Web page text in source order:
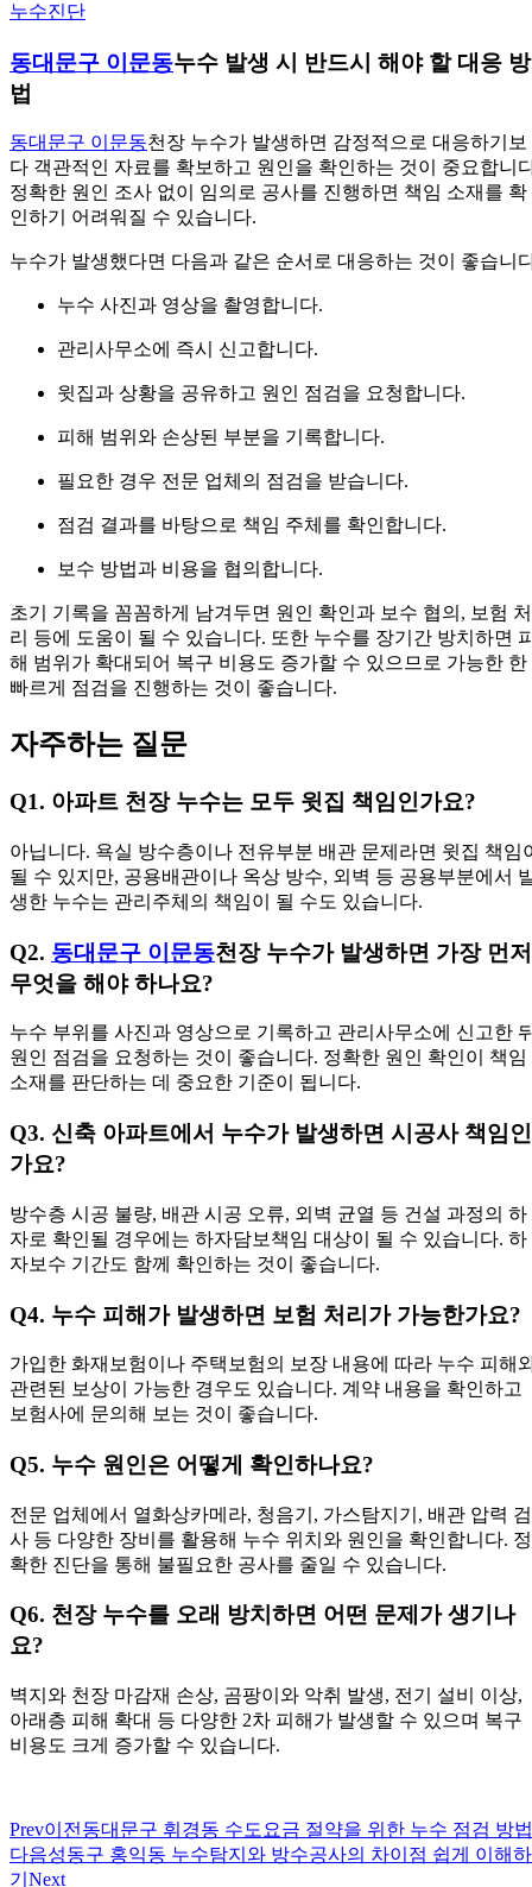
누수진단
동대문구 이문동누수 발생 시 반드시 해야 할 대응 방
법
동대문구 이문동천장 누수가 발생하면 감정적으로 대응하기보
다 객관적인 자료를 확보하고 원인을 확인하는 것이 중요합니
정확한 원인 조사 없이 임의로 공사를 진행하면 책임 소재를 확
인하기 어려워질 수 있습니다.
누수가 발생했다면 다음과 같은 순서로 대응하는 것이 좋습니
누수 사진과 영상을 촬영합니다.
관리사무소에 즉시 신고합니다.
윗집과 상황을 공유하고 원인 점검을 요청합니다.
피해 범위와 손상된 부분을 기록합니다.
필요한 경우 전문 업체의 점검을 받습니다.
점검 결과를 바탕으로 책임 주체를 확인합니다.
보수 방법과 비용을 협의합니다.
초기 기록을 꼼꼼하게 남겨두면 원인 확인과 보수 협의, 보험 처
리 등에 도움이 될 수 있습니다. 또한 누수를 장기간 방치하면
해 범위가 확대되어 복구 비용도 증가할 수 있으므로 가능한 한
빠르게 점검을 진행하는 것이 좋습니다.
자주하는 질문
Q1. 아파트 천장 누수는 모두 윗집 책임인가요?
아닙니다. 욕실 방수층이나 전유부분 배관 문제라면 윗집 책임
될 수 있지만, 공용배관이나 옥상 방수, 외벽 등 공용부분에서
생한 누수는 관리주체의 책임이 될 수도 있습니다.
Q2. 동대문구 이문동천장 누수가 발생하면 가장 먼저
무엇을 해야 하나요?
누수 부위를 사진과 영상으로 기록하고 관리사무소에 신고한
원인 점검을 요청하는 것이 좋습니다. 정확한 원인 확인이 책임
소재를 판단하는 데 중요한 기준이 됩니다.
Q3. 신축 아파트에서 누수가 발생하면 시공사 책임인
가요?
방수층 시공 불량, 배관 시공 오류, 외벽 균열 등 건설 과정의 하
자로 확인될 경우에는 하자담보책임 대상이 될 수 있습니다. 하
자보수 기간도 함께 확인하는 것이 좋습니다.
Q4. 누수 피해가 발생하면 보험 처리가 가능한가요?
가입한 화재보험이나 주택보험의 보장 내용에 따라 누수 피해
관련된 보상이 가능한 경우도 있습니다. 계약 내용을 확인하고
보험사에 문의해 보는 것이 좋습니다.
Q5. 누수 원인은 어떻게 확인하나요?
전문 업체에서 열화상카메라, 청음기, 가스탐지기, 배관 압력 검
사 등 다양한 장비를 활용해 누수 위치와 원인을 확인합니다. 정
확한 진단을 통해 불필요한 공사를 줄일 수 있습니다.
Q6. 천장 누수를 오래 방치하면 어떤 문제가 생기나
요?
벽지와 천장 마감재 손상, 곰팡이와 악취 발생, 전기 설비 이상,
아래층 피해 확대 등 다양한 2차 피해가 발생할 수 있으며 복구
비용도 크게 증가할 수 있습니다.
Prev이전 동대문구 휘경동 수도요금 절약을 위한 누수 점검 방법
다음성동구 홍익동 누수탐지와 방수공사의 차이점 쉽게 이해하
기 Next